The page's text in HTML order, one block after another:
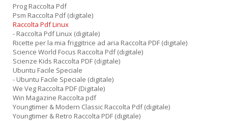
Prog Raccolta Pdf
Psm Raccolta Pdf (digitale)
Raccolta Pdf Linux
- Raccolta Pdf Linux (digitale)
Ricette per la mia friggitrice ad aria Raccolta PDF (digitale)
Science World Focus Raccolta Pdf (digitale)
Scienze Kids Raccolta PDF (digitale)
Ubuntu Facile Speciale
- Ubuntu Facile Speciale (digitale)
We Veg Raccolta PDF (Digitale)
Win Magazine Raccolta pdf
Youngtimer & Modern Classic Raccolta Pdf (digitale)
Youngtimer & Retro Raccolta PDF (digitale)